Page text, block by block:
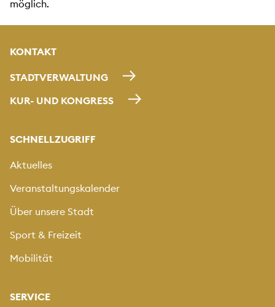
möglich.
KONTAKT
STADTVERWALTUNG
KUR- UND KONGRESS
SCHNELLZUGRIFF
Aktuelles
Veranstaltungskalender
Über unsere Stadt
Sport & Freizeit
Mobilität
SERVICE